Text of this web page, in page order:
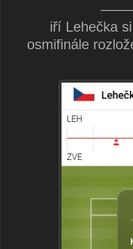
iří Lehečka
osmifinále